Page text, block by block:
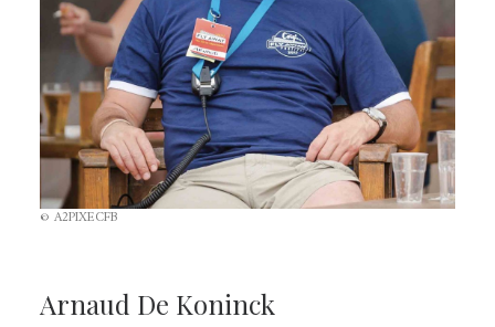
© A2PIXECFB
Arnaud De Koninck